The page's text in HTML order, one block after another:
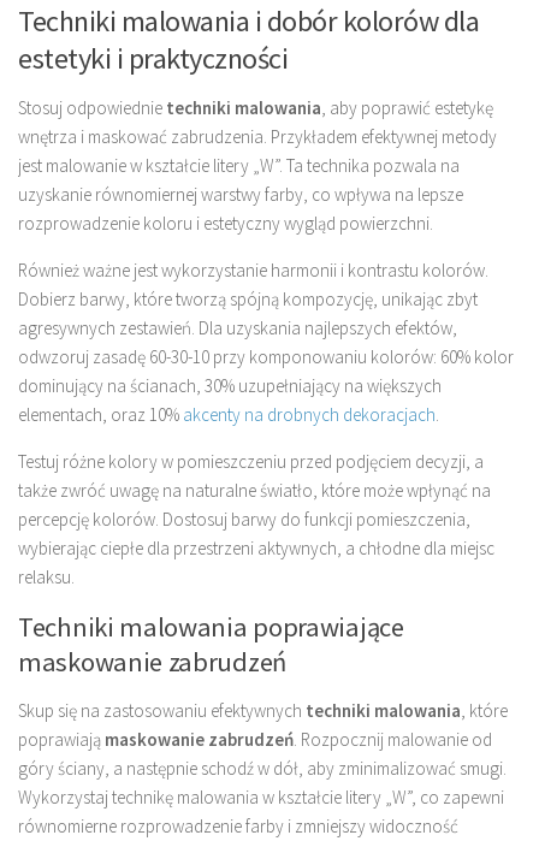
Techniki malowania i dobór kolorów dla
estetyki i praktyczności
Stosuj odpowiednie techniki malowania, aby poprawić estetykę
wnętrza i maskować zabrudzenia. Przykładem efektywnej metody
jest malowanie w kształcie litery „W”. Ta technika pozwala na
uzyskanie równomiernej warstwy farby, co wpływa na lepsze
rozprowadzenie koloru i estetyczny wygląd powierzchni.
Również ważne jest wykorzystanie harmonii i kontrastu kolorów.
Dobierz barwy, które tworzą spójną kompozycję, unikając zbyt
agresywnych zestawień. Dla uzyskania najlepszych efektów,
odwzoruj zasadę 60-30-10 przy komponowaniu kolorów: 60% kolor
dominujący na ścianach, 30% uzupełniający na większych
elementach, oraz 10% akcenty na drobnych dekoracjach.
Testuj różne kolory w pomieszczeniu przed podjęciem decyzji, a
także zwróć uwagę na naturalne światło, które może wpłynąć na
percepcję kolorów. Dostosuj barwy do funkcji pomieszczenia,
wybierając ciepłe dla przestrzeni aktywnych, a chłodne dla miejsc
relaksu.
Techniki malowania poprawiające
maskowanie zabrudzeń
Skup się na zastosowaniu efektywnych techniki malowania, które
poprawiają maskowanie zabrudzeń. Rozpocznij malowanie od
góry ściany, a następnie schodź w dół, aby zminimalizować smugi.
Wykorzystaj technikę malowania w kształcie litery „W”, co zapewni
równomierne rozprowadzenie farby i zmniejszy widoczność